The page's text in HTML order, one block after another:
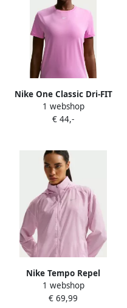
Nike One Classic Dri-FIT
damestop met korte
mouwen Paars
1 webshop
€ 44,-
Nike Tempo Repel
hardloopjack voor dames
Roze
1 webshop
€ 69,99